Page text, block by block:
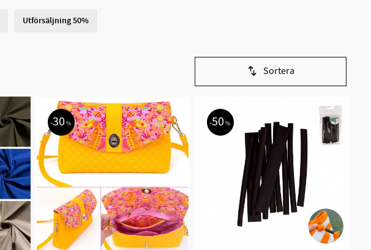
Utförsäljning 50%
Sortera
30 % 50 %